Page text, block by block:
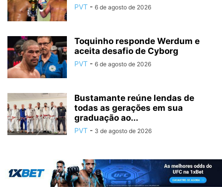
PVT - 6 de agosto de 2026
Toquinho responde Werdum e
aceita desafio de Cyborg
PVT - 6 de agosto de 2026
Bustamante reúne lendas de
todas as gerações em sua
graduação ao...
PVT - 3 de agosto de 2026